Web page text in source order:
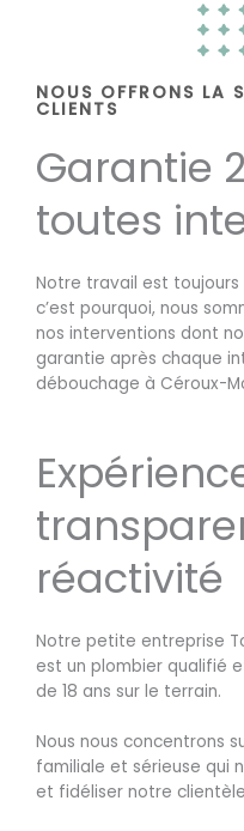
NOUS OFFRONS LA
CLIENTS
Garantie
toutes
Notre travail est
c’est pourquoi, nous
nos interventions dont
garantie après chaque
débouchage à Céroux-
réactivité
Notre petite entreprise
est un plombier qualifié
de 18 ans sur le terrain.
Nous nous concentrons
familiale et sérieuse qui
et fidéliser notre